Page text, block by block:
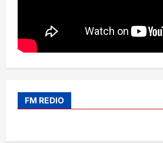
FM REDIO